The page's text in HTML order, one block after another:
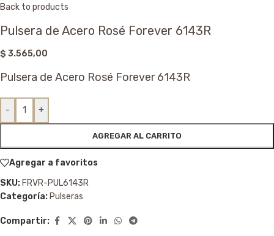
Back to products
Pulsera de Acero Rosé Forever 6143R
$ 3.565,00
Pulsera de Acero Rosé Forever 6143R
- +
AGREGAR AL CARRITO
Agregar a favoritos
SKU: FRVR-PUL6143R
Categoría: Pulseras
Compartir: